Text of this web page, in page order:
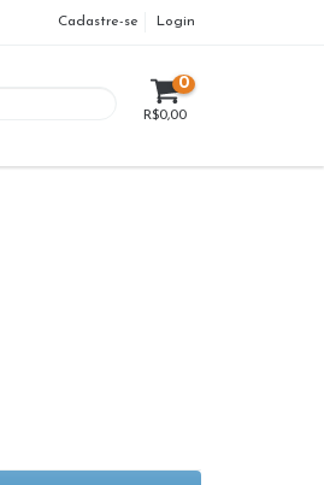
Cadastre-se Login
0
R$0,00